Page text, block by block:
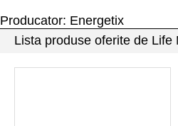
Producator: Energetix
Lista produse oferite de